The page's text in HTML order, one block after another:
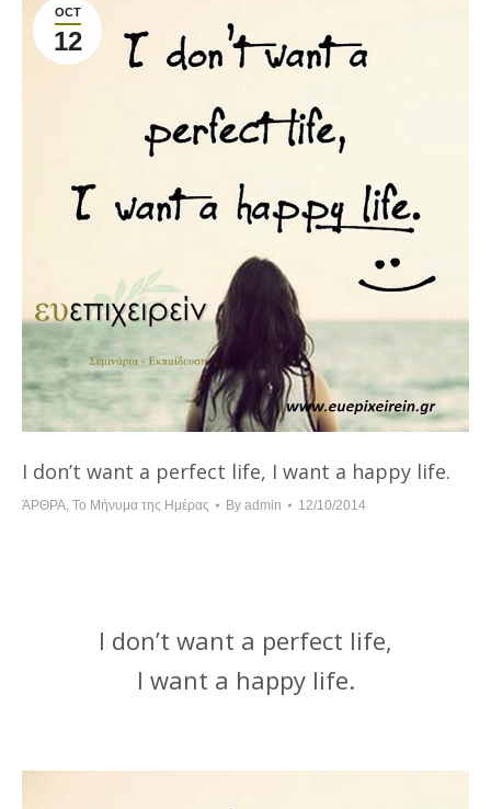
OCT
12
I don’t want a perfect life, I want a happy life.
ΆΡΘΡΑ, Το Μήνυμα της Ημέρας By admin 12/10/2014
I don’t want a perfect life,
I want a happy life.